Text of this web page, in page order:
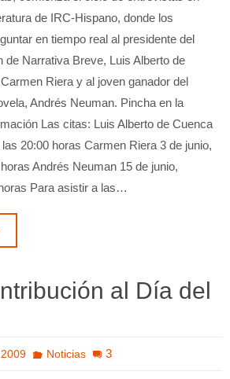
de IRC-Hispano, donde los
en tiempo real al presidente del
de Narrativa Breve, Luis Alberto de
Riera y al joven ganador del
Andrés Neuman. Pincha en la
Las citas: Luis Alberto de Cuenca
20:00 horas Carmen Riera 3 de junio,
Andrés Neuman 15 de junio,
Para asistir a las…
al Día del
Noticias 3